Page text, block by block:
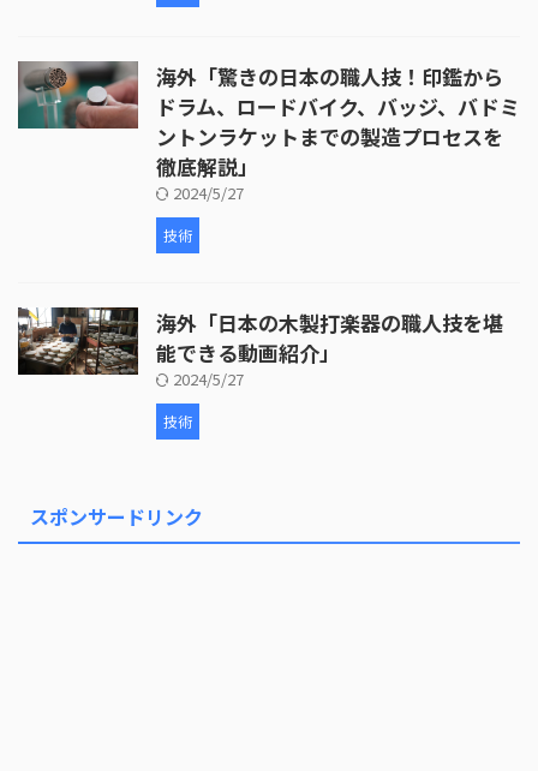
海外「驚きの日本の職人技！印鑑から
ドラム、ロードバイク、バッジ、バドミ
ントンラケットまでの製造プロセスを
徹底解説」
2024/5/27
技術
海外「日本の木製打楽器の職人技を堪
能できる動画紹介」
2024/5/27
技術
スポンサードリンク